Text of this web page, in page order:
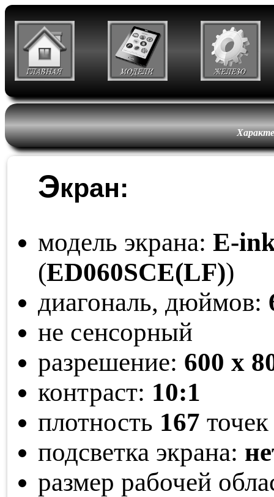
Экран:
модель экрана: E-
(ED060SCE(LF))
диагональ, дюймов:
не сенсорный
разрешение: 600 x
контраст: 10:1
плотность 167
подсветка экрана:
размер рабочей